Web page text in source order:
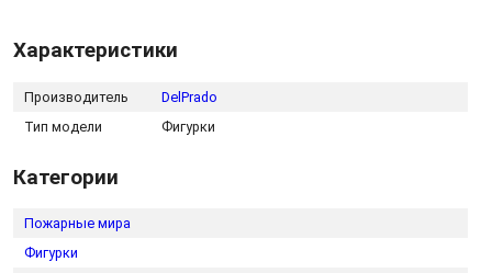
Характеристики
Производитель
DelPrado
Тип модели
Фигурки
Категории
Пожарные мира
Фигурки